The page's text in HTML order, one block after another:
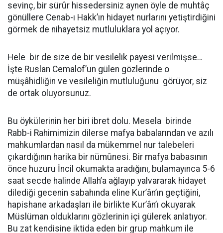
sevinç, bir sürûr hissedersiniz aynen öyle de muhtâç
gönüllere Cenab-ı Hakk’ın hidayet nurlarını yetiştirdiğini
görmek de nihayetsiz mutluluklara yol açıyor.
Hele bir de size de bir vesilelik payesi verilmişse…
İşte Ruslan Cemalof’un gülen gözlerinde o
müşâhidliğin ve vesileliğin mutluluğunu görüyor, siz
de ortak oluyorsunuz.
Bu öykülerinin her biri ibret dolu. Mesela birinde
Rabb-i Rahimimizin dilerse mafya babalarından ve azılı
mahkumlardan nasıl da mükemmel nur talebeleri
çıkardığının harika bir nümûnesi. Bir mafya babasının
önce huzuru İncil okumakta aradığını, bulamayınca 5-6
saat secde halinde Allah’a ağlayıp yalvararak hidayet
dilediği gecenin sabahında eline Kur’ân’ın geçtiğini,
hapishane arkadaşları ile birlikte Kur’ân’ı okuyarak
Müslüman olduklarını gözlerinin içi gülerek anlatıyor.
Bu zat kendisine iktida eden bir grup mahkum ile